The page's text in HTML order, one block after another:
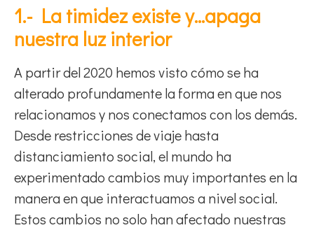
1.- La timidez existe y…apaga
nuestra luz interior
A partir del 2020 hemos visto cómo se ha
alterado profundamente la forma en que nos
relacionamos y nos conectamos con los demás.
Desde restricciones de viaje hasta
distanciamiento social, el mundo ha
experimentado cambios muy importantes en la
manera en que interactuamos a nivel social.
Estos cambios no solo han afectado nuestras